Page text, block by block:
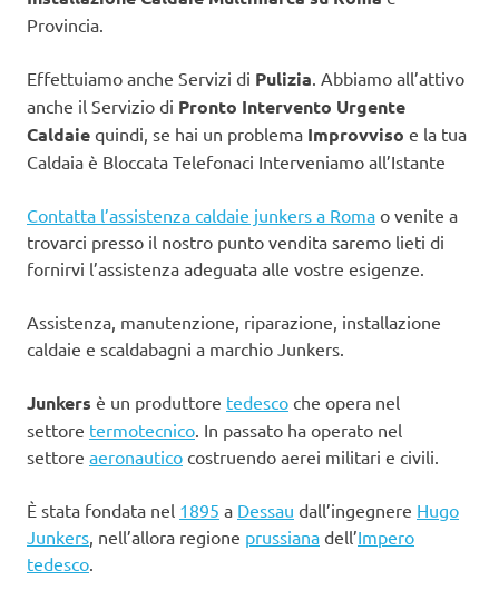
Provincia.
Effettuiamo anche Servizi di Pulizia . Abbiamo all’attivo
anche il Servizio di Pronto Intervento Urgente
Caldaie quindi, se hai un problema Improvviso e la tua
Caldaia è Bloccata Telefonaci Interveniamo all’Istante
Contatta l’assistenza caldaie junkers a Roma o venite a
trovarci presso il nostro punto vendita saremo lieti di
fornirvi l’assistenza adeguata alle vostre esigenze.
Assistenza, manutenzione, riparazione, installazione
caldaie e scaldabagni a marchio Junkers.
Junkers è un produttore tedesco che opera nel
settore termotecnico . In passato ha operato nel
settore aeronautico costruendo aerei militari e civili.
È stata fondata nel 1895 a Dessau dall’ingegnere Hugo
Junkers , nell’allora regione prussiana dell’Impero
tedesco